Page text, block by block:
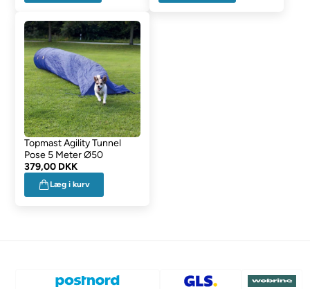
Topmast Agility Tunnel
Pose 5 Meter Ø50
379,00 DKK
Læg i kurv